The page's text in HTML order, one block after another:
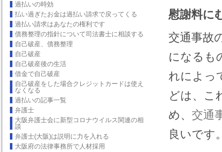
過払いの時効
払い過ぎたお金は過払い請求で戻ってくる
過払い請求はあなたの権利です
債務整理の指針について司法書士に相談する
自己破産、債務整理
自己破産
自己破産後の生活
借金で自己破産
自己破産をした場合クレジットカードは使え
なくなる
過払いの記事一覧
弁護士
大阪弁護士会に新型コロナウイルス関連の相
談
弁護士(大阪)は説明に力を入れる
大阪府の法律事務所で人材採用
慰謝料に
交通事故
になるも
れによっ
どは、こ
め、 交通
良いです